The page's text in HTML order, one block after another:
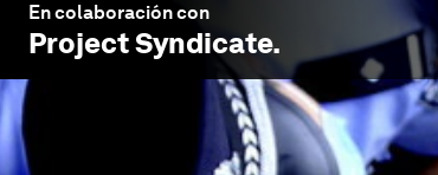
En colaboración con
Project Syndicate.